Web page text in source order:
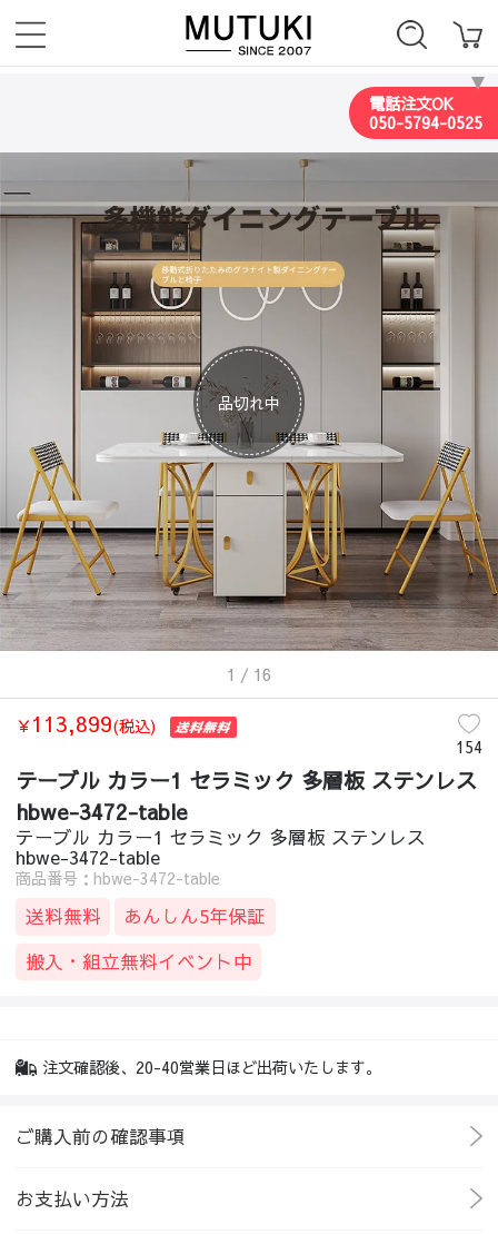
電話注文OK
050-5794-0525
品切れ中
1 / 16
￥113,899(税込)
154
テーブル カラー1 セラミック 多層板 ステンレス
hbwe-3472-table
テーブル カラー1 セラミック 多層板 ステンレス
hbwe-3472-table
商品番号：hbwe-3472-table
送料無料
あんしん5年保証
搬入・組立無料イベント中
注文確認後、20-40営業日ほど出荷いたします。
ご購入前の確認事項
お支払い方法